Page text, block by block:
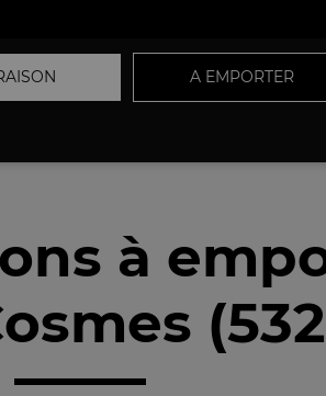
A EMPORTER
à